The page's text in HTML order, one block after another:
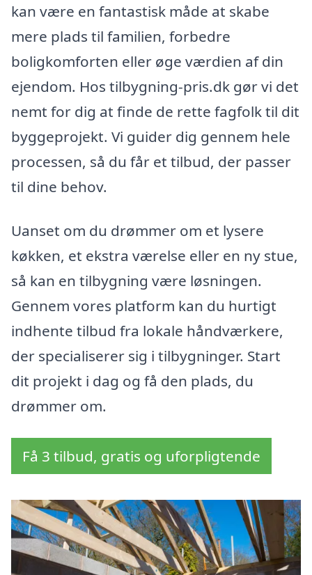
kan være en fantastisk måde at skabe
mere plads til familien, forbedre
boligkomforten eller øge værdien af din
ejendom. Hos tilbygning-pris.dk gør vi det
nemt for dig at finde de rette fagfolk til dit
byggeprojekt. Vi guider dig gennem hele
processen, så du får et tilbud, der passer
til dine behov.
Uanset om du drømmer om et lysere
køkken, et ekstra værelse eller en ny stue,
så kan en tilbygning være løsningen.
Gennem vores platform kan du hurtigt
indhente tilbud fra lokale håndværkere,
der specialiserer sig i tilbygninger. Start
dit projekt i dag og få den plads, du
drømmer om.
Få 3 tilbud, gratis og uforpligtende